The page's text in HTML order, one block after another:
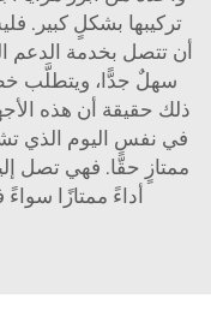
تركيبها بشكلٍ كبير.
أن تتصل بخدمة الدعم
سهلٌ جدًّا، ويتطلَّب
ذلك حقيقة أن هذه
في نفس اليوم الذي
ممتازٍ حقًّا. فهي تصل
أداءً ممتازًا